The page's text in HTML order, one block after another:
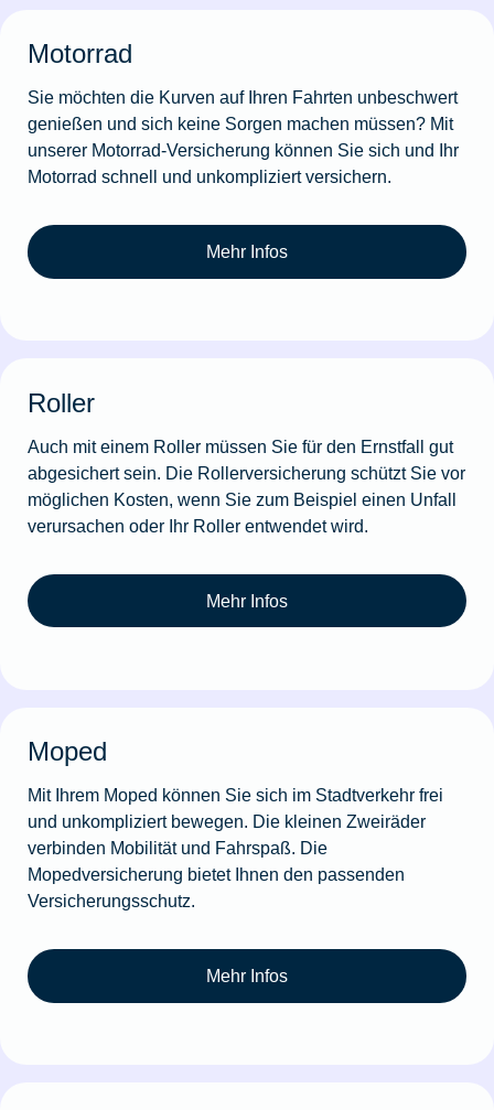
Motorrad
Sie möchten die Kurven auf Ihren Fahrten unbeschwert
genießen und sich keine Sorgen machen müssen? Mit
unserer Motorrad-Versicherung können Sie sich und Ihr
Motorrad schnell und unkompliziert versichern.
Mehr Infos
Roller
Auch mit einem Roller müssen Sie für den Ernstfall gut
abgesichert sein. Die Rollerversicherung schützt Sie vor
möglichen Kosten, wenn Sie zum Beispiel einen Unfall
verursachen oder Ihr Roller entwendet wird.
Mehr Infos
Moped
Mit Ihrem Moped können Sie sich im Stadtverkehr frei
und unkompliziert bewegen. Die kleinen Zweiräder
verbinden Mobilität und Fahrspaß. Die
Mopedversicherung bietet Ihnen den passenden
Versicherungsschutz.
Mehr Infos